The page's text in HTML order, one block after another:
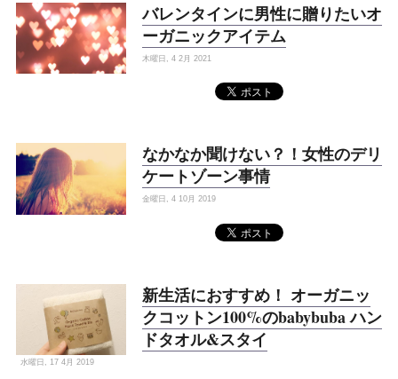
バレンタインに男性に贈りたいオ
ーガニックアイテム
木曜日, 4 2月 2021
なかなか聞けない？！女性のデリ
ケートゾーン事情
金曜日, 4 10月 2019
新生活におすすめ！ オーガニッ
クコットン100%のbabybuba ハン
ドタオル&スタイ
水曜日, 17 4月 2019